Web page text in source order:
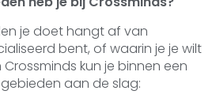
je doet hangt af van
bent, of waarin je je wilt
kun je binnen een
aan de slag: